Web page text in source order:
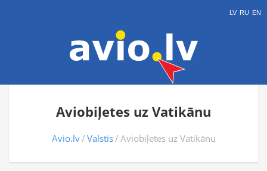
LV RU EN
Aviobiļetes uz Vatikānu
Avio.lv Valstis Aviobiļetes uz Vatikānu